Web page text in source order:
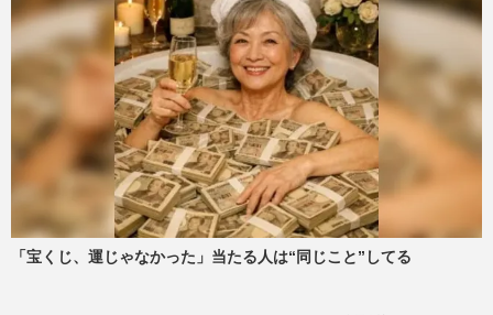
「宝くじ、運じゃなかった」当たる人は“同じこと”してる